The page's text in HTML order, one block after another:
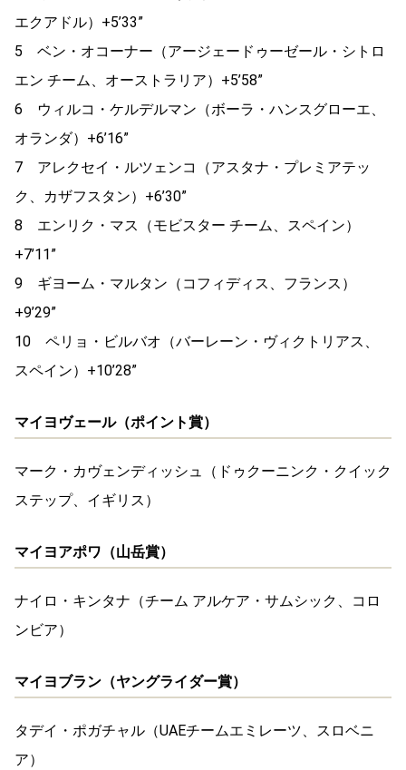
エクアドル）+5’33”
5 ベン・オコーナー（アージェードゥーゼール・シトロ
エン チーム、オーストラリア）+5’58”
6 ウィルコ・ケルデルマン（ボーラ・ハンスグローエ、
オランダ）+6’16”
7 アレクセイ・ルツェンコ（アスタナ・プレミアテッ
ク、カザフスタン）+6’30”
8 エンリク・マス（モビスター チーム、スペイン）
+7’11”
9 ギヨーム・マルタン（コフィディス、フランス）
+9’29”
10 ペリョ・ビルバオ（バーレーン・ヴィクトリアス、
スペイン）+10’28”
マイヨヴェール（ポイント賞）
マーク・カヴェンディッシュ（ドゥクーニンク・クイック
ステップ、イギリス）
マイヨアポワ（山岳賞）
ナイロ・キンタナ（チーム アルケア・サムシック、コロ
ンビア）
マイヨブラン（ヤングライダー賞）
タデイ・ポガチャル（UAEチームエミレーツ、スロベニ
ア）